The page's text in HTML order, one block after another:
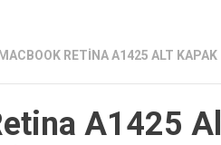
MACBOOK RETINA A1425 ALT
A1425